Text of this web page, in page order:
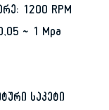
1200 RPM
~ 1 Mpa
საკეტი